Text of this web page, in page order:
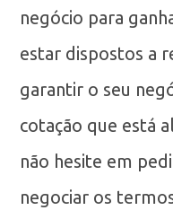
negócio para
estar dispostos a
garantir o seu
cotação que está
não hesite em
negociar os